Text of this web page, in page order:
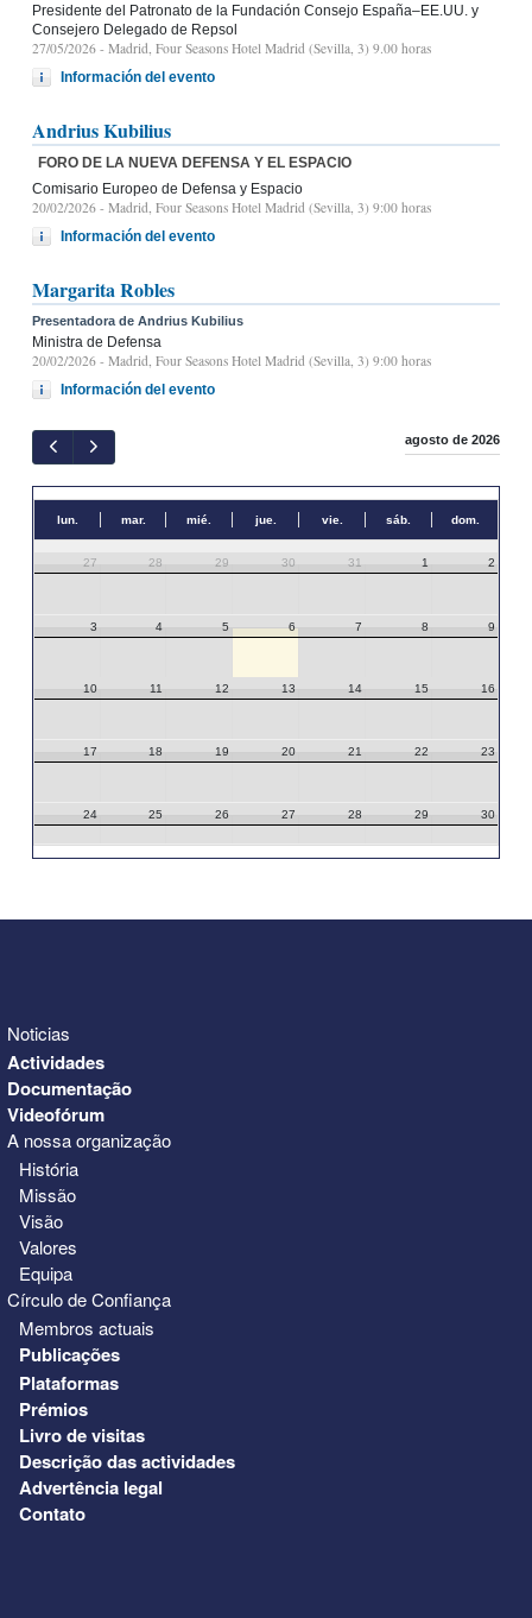
Presidente del Patronato de la Fundación Consejo España–EE.UU. y
Consejero Delegado de Repsol
27/05/2026 - Madrid, Four Seasons Hotel Madrid (Sevilla, 3) 9.00 horas
Información del evento
Andrius Kubilius
FORO DE LA NUEVA DEFENSA Y EL ESPACIO
Comisario Europeo de Defensa y Espacio
20/02/2026 - Madrid, Four Seasons Hotel Madrid (Sevilla, 3) 9:00 horas
Información del evento
Margarita Robles
Presentadora de Andrius Kubilius
Ministra de Defensa
20/02/2026 - Madrid, Four Seasons Hotel Madrid (Sevilla, 3) 9:00 horas
Información del evento
agosto de 2026
lun. mar. mié. jue. vie. sáb. dom.
27 28 29 30 31 1 2
3 4 5 6 7 8 9
10 11 12 13 14 15 16
17 18 19 20 21 22 23
24 25 26 27 28 29 30
Noticias
Actividades
Documentação
Videofórum
A nossa organização
História
Missão
Visão
Valores
Equipa
Círculo de Confiança
Membros actuais
Publicações
Plataformas
Prémios
Livro de visitas
Descrição das actividades
Advertência legal
Contato